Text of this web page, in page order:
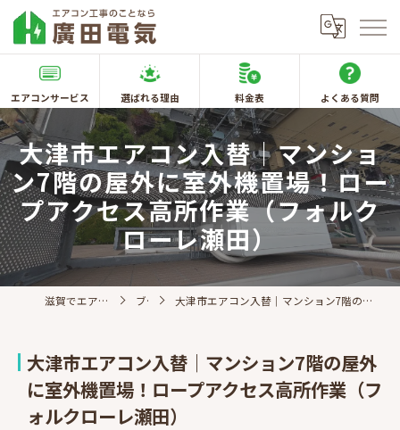
エアコンサービス 選ばれる理由 料金表 よくある質問
大津市エアコン入替｜マンショ
ン7階の屋外に室外機置場！ロー
プアクセス高所作業（フォルク
ローレ瀬田）
滋賀でエアコン取付なら廣田電気 ブログ 大津市エアコン入替｜マンション7階の屋外に室外機置場！ロープアクセス高所作業（フォルクローレ瀬田）
大津市エアコン入替｜マンション7階の屋外
に室外機置場！ロープアクセス高所作業（フ
ォルクローレ瀬田）